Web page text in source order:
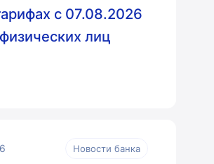
с 07.08.2026
лиц
Новости банка